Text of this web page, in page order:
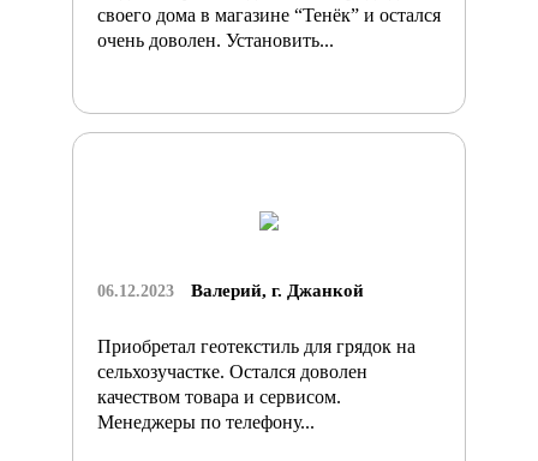
своего дома в магазине “Тенёк” и остался
очень доволен. Установить...
06.12.2023 Валерий, г. Джанкой
Приобретал геотекстиль для грядок на
сельхозучастке. Остался доволен
качеством товара и сервисом.
Менеджеры по телефону...